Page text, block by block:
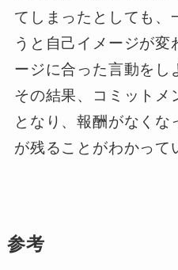
てしまったとしても、
うと自己イメージが変
ージに合った言動をし
その結果、コミットメ
となり、報酬がなくな
が残ることがわかって
参考